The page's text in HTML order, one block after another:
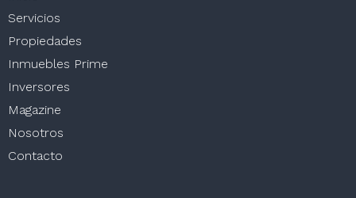
Servicios
Propiedades
Inmuebles Prime
Inversores
Magazine
Nosotros
Contacto